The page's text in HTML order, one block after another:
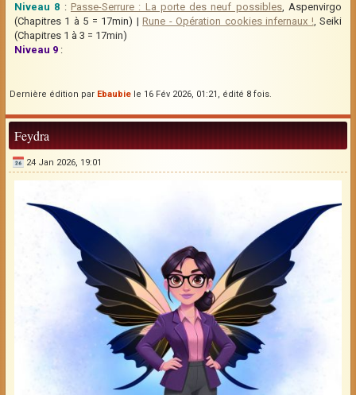
Niveau 8 : Passe-Serrure : La porte des neuf possibles, Aspenvirgo
(Chapitres 1 à 5 = 17min) |Rune - Opération cookies infernaux !, Seiki
(Chapitres 1 à 3 = 17min)
Niveau 9 :
Dernière édition par Ebaubie le 16 Fév 2026, 01:21, édité 8 fois.
Feydra
24 Jan 2026, 19:01